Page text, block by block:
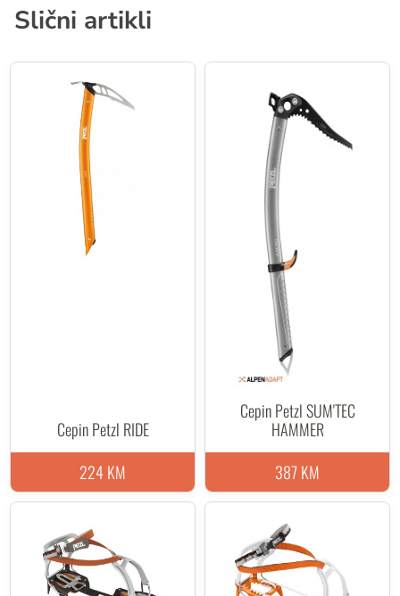
Slični artikli
Cepin Petzl RIDE
224 KM
Cepin Petzl SUM'TEC
HAMMER
387 KM